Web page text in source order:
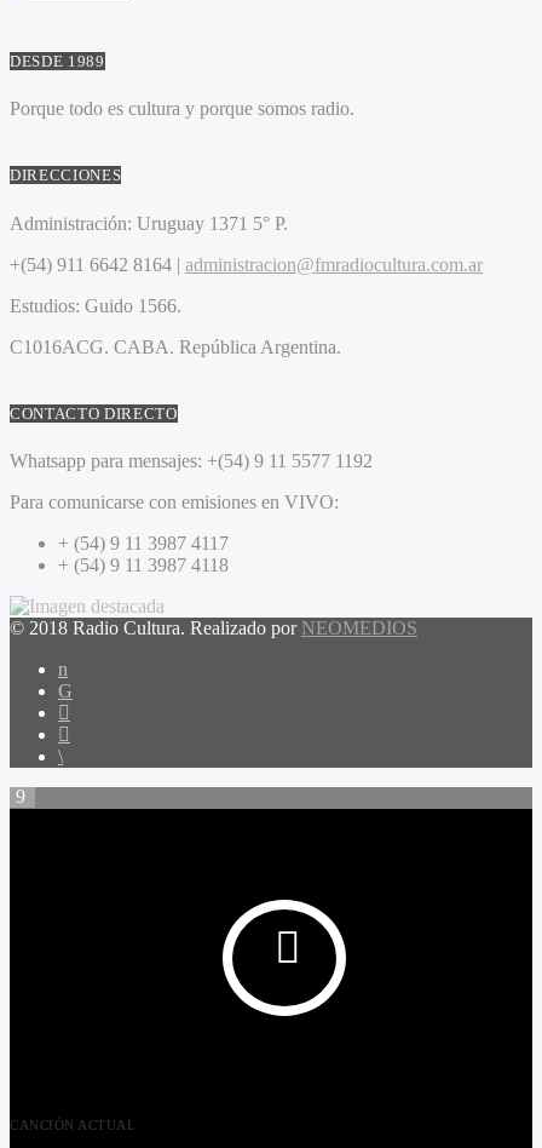
DESDE 1989
Porque todo es cultura y porque somos radio.
DIRECCIONES
Administración: Uruguay 1371 5° P.
+(54) 911 6642 8164 | administracion@fmradiocultura.com.ar
Estudios: Guido 1566.
C1016ACG. CABA. República Argentina.
CONTACTO DIRECTO
Whatsapp para mensajes: +(54) 9 11 5577 1192
Para comunicarse con emisiones en VIVO:
+ (54) 9 11 3987 4117
+ (54) 9 11 3987 4118
© 2018 Radio Cultura. Realizado por NEOMEDIOS
CANCIÓN ACTUAL